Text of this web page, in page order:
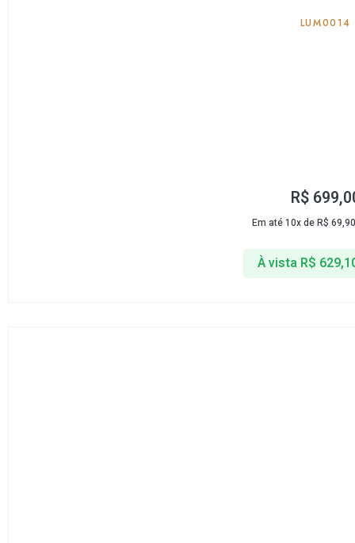
LUM0014
R$
Em até 10x deR$ 69,90
À vista R$